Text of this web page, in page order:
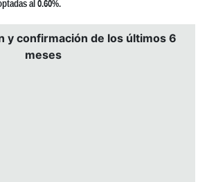
al 0.60%.
y confirmación de los últimos 6
meses